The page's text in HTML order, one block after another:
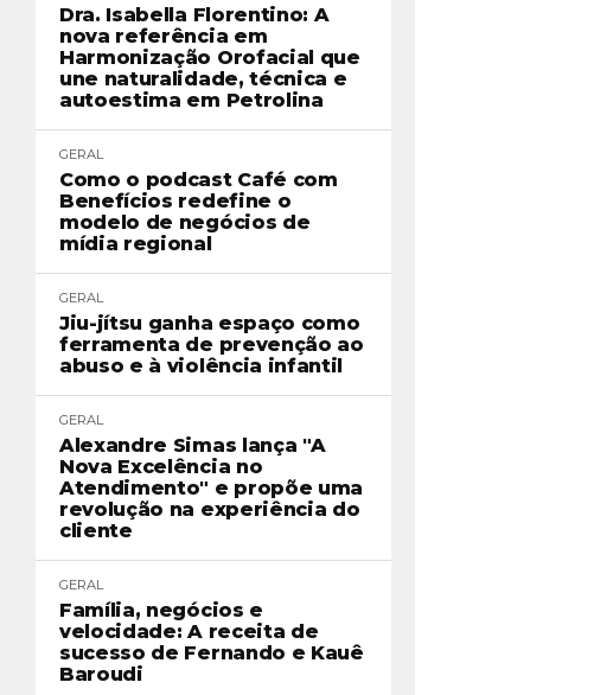
Dra. Isabella Florentino: A
nova referência em
Harmonização Orofacial que
une naturalidade, técnica e
autoestima em Petrolina
GERAL
Como o podcast Café com
Benefícios redefine o
modelo de negócios de
mídia regional
GERAL
Jiu-jítsu ganha espaço como
ferramenta de prevenção ao
abuso e à violência infantil
GERAL
Alexandre Simas lança "A
Nova Excelência no
Atendimento" e propõe uma
revolução na experiência do
cliente
GERAL
Família, negócios e
velocidade: A receita de
sucesso de Fernando e Kauê
Baroudi